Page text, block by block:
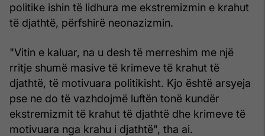
politike ishin të lidhura me ekstremizmin e krahut
të djathtë, përfshirë neonazizmin.
"Vitin e kaluar, na u desh të merreshim me një
rritje shumë masive të krimeve të krahut të
djathtë, të motivuara politikisht. Kjo është arsyeja
pse ne do të vazhdojmë luftën tonë kundër
ekstremizmit të krahut të djathtë dhe krimeve të
motivuara nga krahu i djathtë", tha ai.